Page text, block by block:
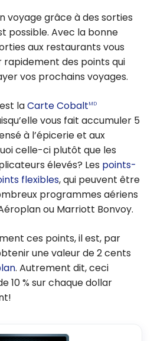
voyage grâce à des sorties
possible. Avec la bonne
aux restaurants vous
des points qui
vos prochains voyages.
laCarte CobaltMD
vous fait accumuler 5
à l’épicerie et aux
celle-ci plutôt que les
élevés? Les points-
flexibles, qui peuvent être
programmes aériens
ou Marriott Bonvoy.
ces points, il est, par
une valeur de 2 cents
. Autrement dit, ceci
10 % sur chaque dollar